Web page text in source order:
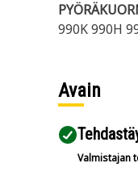
990K 990H
Avain
Valmistajan